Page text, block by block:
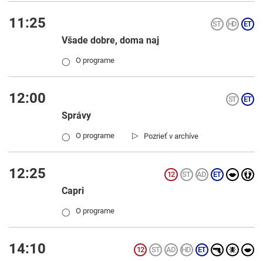
11:25
Všade dobre, doma naj
◯ O programe
12:00
Správy
▷ Pozrieť v archíve
◯ O programe
12:25
Capri
◯ O programe
14:10